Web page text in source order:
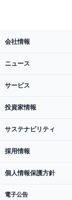
会社情報
ニュース
サービス
投資家情報
サステナビリティ
採用情報
個人情報保護方針
電子公告